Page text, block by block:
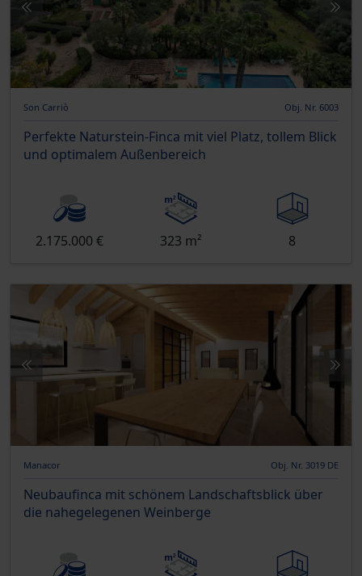
Son Carriò Obj. Nr. 6003
Perfekte Naturstein-Finca mit viel Platz, tollem Blick
und optimalem Außenbereich
2.175.000 € 323 m² 8
Manacor Obj. Nr. 3019 DE
Neubaufinca mit schönem Landschaftsblick über
die nahegelegenen Weinberge